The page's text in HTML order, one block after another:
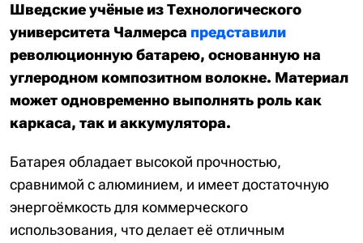
Шведские учёные из Технологического
университета Чалмерса представили
революционную батарею, основанную на
углеродном композитном волокне. Материал
может одновременно выполнять роль как
каркаса, так и аккумулятора.
Батарея обладает высокой прочностью,
сравнимой с алюминием, и имеет достаточную
энергоёмкость для коммерческого
использования, что делает её отличным